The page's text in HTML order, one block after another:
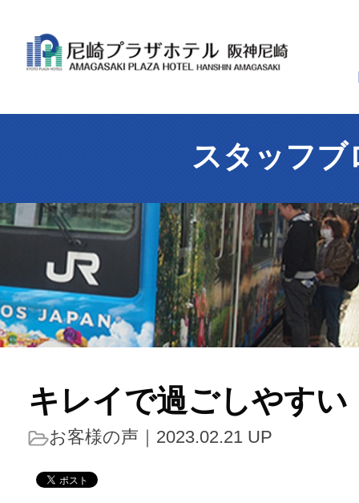
スタッフブ
キレイで過ごしやすい
お客様の声 ｜2023.02.21 UP